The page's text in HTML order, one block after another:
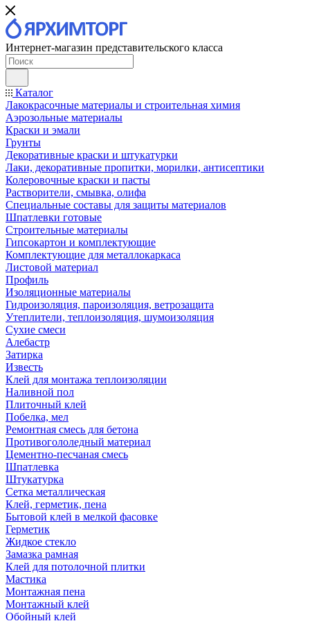
Интернет-магазин представительского класса
Каталог
Лакокрасочные материалы и строительная химия
Аэрозольные материалы
Краски и эмали
Грунты
Декоративные краски и штукатурки
Лаки, декоративные пропитки, морилки, антисептики
Колеровочные краски и пасты
Растворители, смывка, олифа
Специальные составы для защиты материалов
Шпатлевки готовые
Строительные материалы
Гипсокартон и комплектующие
Комплектующие для металлокаркаса
Листовой материал
Профиль
Изоляционные материалы
Гидроизоляция, пароизоляция, ветрозащита
Утеплители, теплоизоляция, шумоизоляция
Сухие смеси
Алебастр
Затирка
Известь
Клей для монтажа теплоизоляции
Наливной пол
Плиточный клей
Побелка, мел
Ремонтная смесь для бетона
Противогололедный материал
Цементно-песчаная смесь
Шпатлевка
Штукатурка
Сетка металлическая
Клей, герметик, пена
Бытовой клей в мелкой фасовке
Герметик
Жидкое стекло
Замазка рамная
Клей для потолочной плитки
Мастика
Монтажная пена
Монтажный клей
Обойный клей